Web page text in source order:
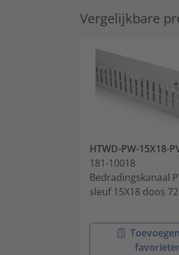
Vergelijkbare
HTWD-PW-15X18-
181-10018
Bedradingskanaal
sleuf 15X18 doos